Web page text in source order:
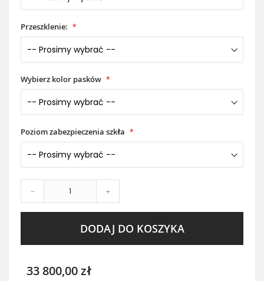
Przeszklenie:
Wybierz kolor pasków
Poziom zabezpieczenia szkła
- +
DODAJ DO KOSZYKA
33 800,00 zł